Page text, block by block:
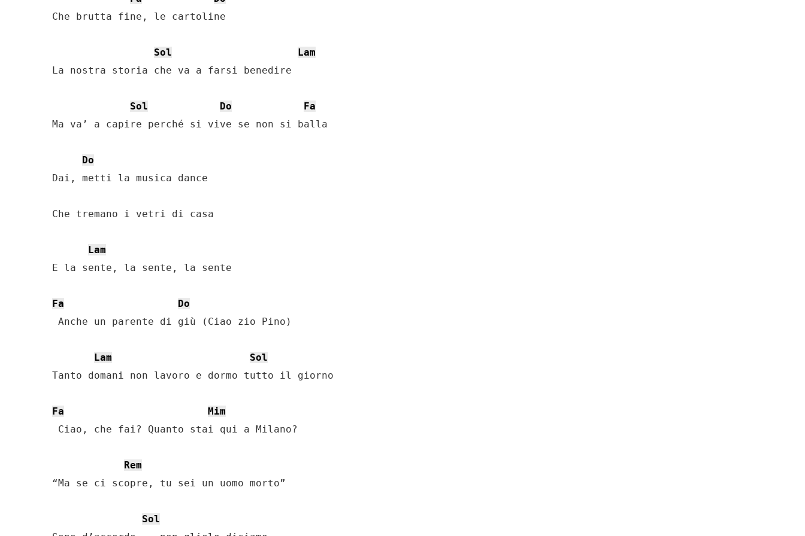
Che brutta fine, le cartoline
Sol
Lam
La nostra storia che va a farsi benedire
Sol Do
Fa
Ma va’ a capire perché si vive se non si balla
Do
Dai, metti la musica dance
Che tremano i vetri di casa
Lam
E la sente, la sente, la sente
Fa
Do
Anche un parente di giù (Ciao zio Pino)
Lam
Sol
Tanto domani non lavoro e dormo tutto il giorno
Fa
Mim
Ciao, che fai? Quanto stai qui a Milano?
Rem
“Ma se ci scopre, tu sei un uomo morto”
Sol